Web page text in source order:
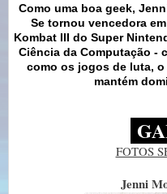
Como uma boa geek,
Se tornou vencedora
Kombat III do Super
Ciência da Computação -
como os jogos de luta, o
mantém
FOTOS
Jenni